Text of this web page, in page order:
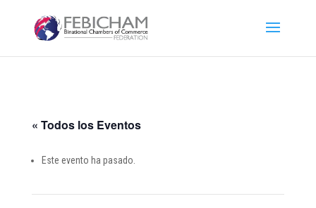
« Todos los Eventos
Este evento ha pasado.